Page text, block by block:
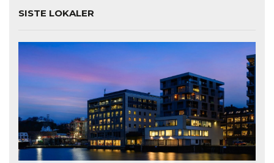
SISTE LOKALER